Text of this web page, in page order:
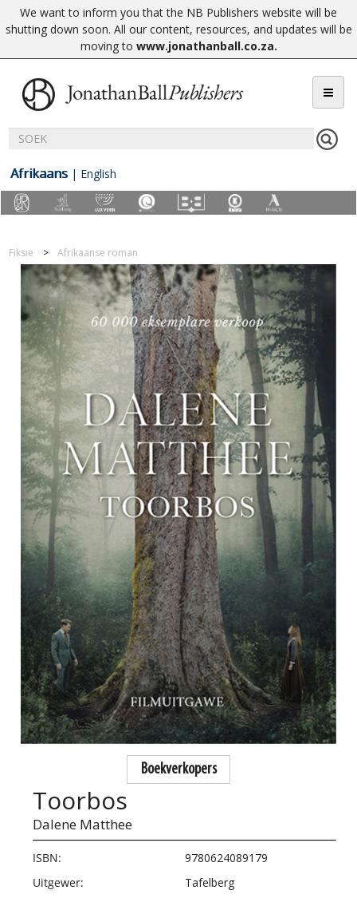
We want to inform you that the NB Publishers website will be
shutting down soon. All our content, resources, and updates will be
moving to www.jonathanball.co.za.
Afrikaans | English
Fiksie Afrikaanse roman
Boekverkopers
Toorbos
Dalene Matthee
ISBN:
9780624089179
Uitgewer:
Tafelberg